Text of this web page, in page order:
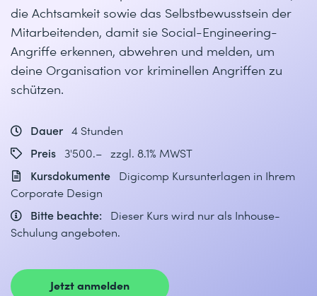
die Achtsamkeit sowie das Selbstbewusstsein der
Mitarbeitenden, damit sie Social-Engineering-
Angriffe erkennen, abwehren und melden, um
deine Organisation vor kriminellen Angriffen zu
schützen.
Dauer 4 Stunden
Preis 3'500.– zzgl. 8.1% MWST
Kursdokumente
Digicomp Kursunterlagen in Ihrem
Corporate Design
Bitte beachte:
Dieser Kurs wird nur als Inhouse-
Schulung angeboten.
Jetzt anmelden